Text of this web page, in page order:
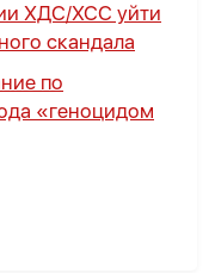
ХДС/ХСС уйти
скандала
по
«геноцидом